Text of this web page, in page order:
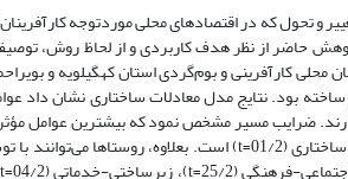
و تحول که در اقتصادهای محلی موردتوجه
حاضر از نظر هدف کاربردی و از لحاظ روش،